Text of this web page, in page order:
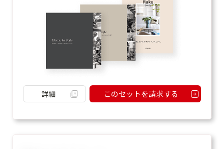
詳細 このセットを請求する